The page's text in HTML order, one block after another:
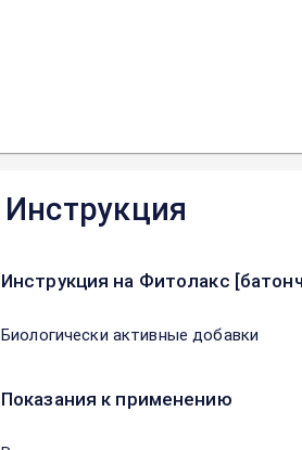
Инструкция
Инструкция на Фитолакс
Биологически активные добавки
Показания к применению